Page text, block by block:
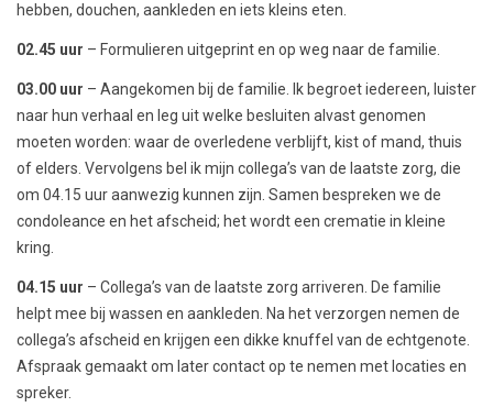
hebben, douchen, aankleden en iets kleins eten.
02.45 uur – Formulieren uitgeprint en op weg naar de familie.
03.00 uur – Aangekomen bij de familie. Ik begroet iedereen, luister
naar hun verhaal en leg uit welke besluiten alvast genomen
moeten worden: waar de overledene verblijft, kist of mand, thuis
of elders. Vervolgens bel ik mijn collega’s van de laatste zorg, die
om 04.15 uur aanwezig kunnen zijn. Samen bespreken we de
condoleance en het afscheid; het wordt een crematie in kleine
kring.
04.15 uur – Collega’s van de laatste zorg arriveren. De familie
helpt mee bij wassen en aankleden. Na het verzorgen nemen de
collega’s afscheid en krijgen een dikke knuffel van de echtgenote.
Afspraak gemaakt om later contact op te nemen met locaties en
spreker.